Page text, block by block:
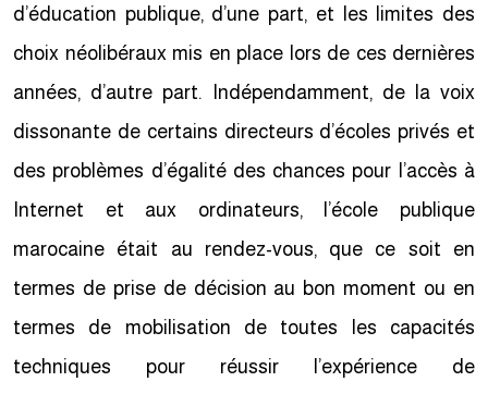
d’éducation publique, d’une part, et les limites des
choix néolibéraux mis en place lors de ces dernières
années, d’autre part. Indépendamment, de la voix
dissonante de certains directeurs d’écoles privés et
des problèmes d’égalité des chances pour l’accès à
Internet et aux ordinateurs, l’école publique
marocaine était au rendez-vous, que ce soit en
termes de prise de décision au bon moment ou en
termes de mobilisation de toutes les capacités
techniques pour réussir l’expérience de